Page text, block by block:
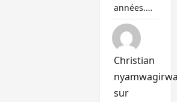
années.…
Christian
sur